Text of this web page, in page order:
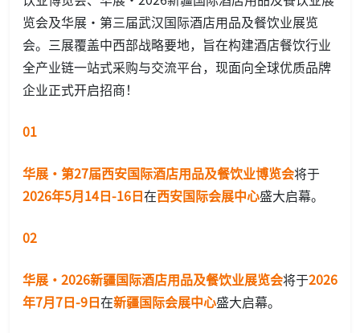
览会及华展·第三届武汉国际酒店用品及餐饮业展览
会。三展覆盖中西部战略要地，旨在构建酒店餐饮行业
全产业链一站式采购与交流平台，现面向全球优质品牌
企业正式开启招商！
01
华展·第27届西安国际酒店用品及餐饮业博览会将于
2026年5月14日-16日在西安国际会展中心盛大启幕。
02
华展·2026新疆国际酒店用品及餐饮业展览会将于2026
年7月7日-9日在新疆国际会展中心盛大启幕。